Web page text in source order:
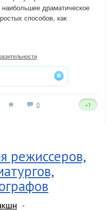
драматическое
способов, как
0
+1
режиссеров,